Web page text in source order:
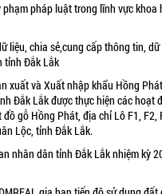
pháp luật trong lĩnh vực khoa
liệu, chia sẻ,cung cấp thông tin,
tỉnh Đắk Lắk
xuất và Xuất nhập khẩu Hồng
Đắk Lắk được thực hiện các hoạt
gỗ Hồng Phát, địa chỉ Lô F1, F2,
Lộc, tỉnh Đắk Lắk.
nhân dân tỉnh Đắk Lắk nhiệm kỳ